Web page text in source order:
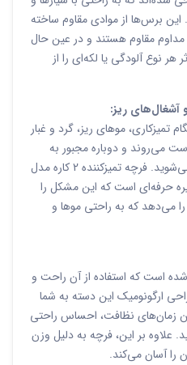
برس‌ها از موادی مقاوم ساخته
مداوم مقاوم هستند و در عین حال
هر نوع آلودگی یا لکه‌ای را از
تمیزکاری، موهای ریز، گرد و غبار
می‌روند و دوباره مجبور به
تلاش دوباره برای تمیز کردن آنها می‌شوید. فرچه تمیزکننده 2 کاره مدل
گیره حرفه‌ای است که این مشکل را
می‌دهد که به راحتی موها و
است که استفاده از آن راحت و
ارگونومیک این دسته به شما
زمان‌های نظافت، احساس راحتی
علاوه بر این، فرچه به دلیل وزن
را آسان می‌کند.